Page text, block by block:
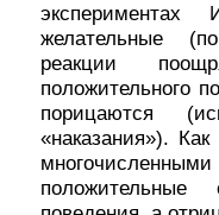
желательные
реакции
положительного
порицаются
«наказания»).